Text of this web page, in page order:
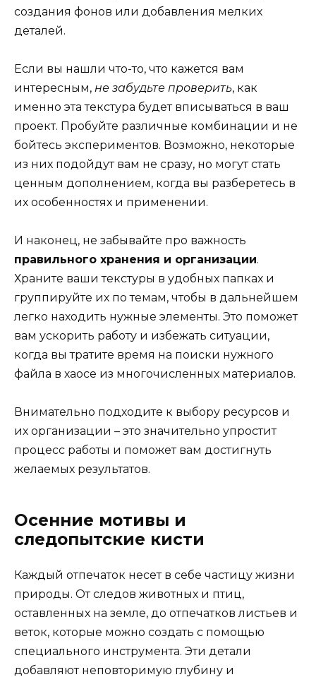
создания фонов или добавления мелких
деталей.
Если вы нашли что-то, что кажется вам
интересным, не забудьте проверить, как
именно эта текстура будет вписываться в ваш
проект. Пробуйте различные комбинации и не
бойтесь экспериментов. Возможно, некоторые
из них подойдут вам не сразу, но могут стать
ценным дополнением, когда вы разберетесь в
их особенностях и применении.
И наконец, не забывайте про важность
правильного хранения и организации.
Храните ваши текстуры в удобных папках и
группируйте их по темам, чтобы в дальнейшем
легко находить нужные элементы. Это поможет
вам ускорить работу и избежать ситуации,
когда вы тратите время на поиски нужного
файла в хаосе из многочисленных материалов.
Внимательно подходите к выбору ресурсов и
их организации – это значительно упростит
процесс работы и поможет вам достигнуть
желаемых результатов.
Осенние мотивы и
следопытские кисти
Каждый отпечаток несет в себе частицу жизни
природы. От следов животных и птиц,
оставленных на земле, до отпечатков листьев и
веток, которые можно создать с помощью
специального инструмента. Эти детали
добавляют неповторимую глубину и